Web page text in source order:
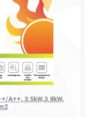
A++, 3.5kW,3.8kW,